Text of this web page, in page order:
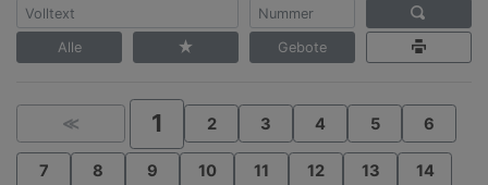
Alle Gebote
≪ 1 2 3 4 5 6
7 8 9 10 11 12 13 14